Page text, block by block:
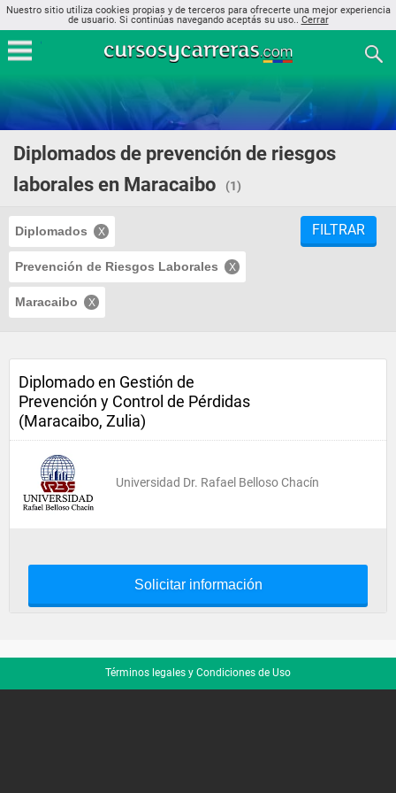
Nuestro sitio utiliza cookies propias y de terceros para ofrecerte una mejor experiencia
de usuario. Si continúas navegando aceptás su uso.. Cerrar
Diplomados de prevención de riesgos
laborales en Maracaibo
(1)
Diplomados
Prevención de Riesgos Laborales
Maracaibo
FILTRAR
Diplomado en Gestión de
Prevención y Control de Pérdidas
(Maracaibo, Zulia)
Universidad Dr. Rafael Belloso Chacín
Solicitar información
Términos legales y Condiciones de Uso